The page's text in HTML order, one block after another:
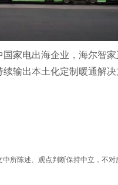
国 家电出海企业，海尔智
输出本土化定制暖通解决
所陈述、观点判断保持中立，不